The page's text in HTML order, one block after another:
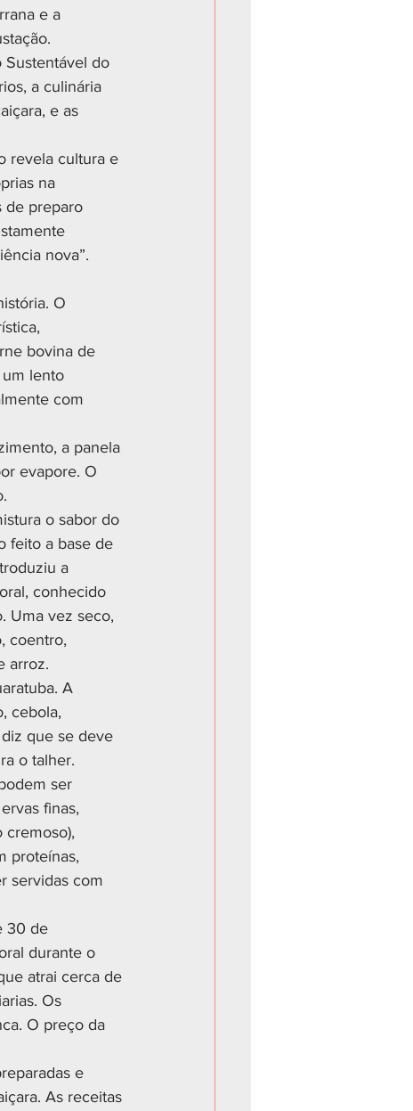
e a
Sustentável do
a culinária
e as
revela cultura e
na
de preparo
nova”.
O
bovina de
lento
com
a panela
evapore. O
o sabor do
feito a base de
a
conhecido
Uma vez seco,
coentro,
arroz.
A
cebola,
que se deve
o talher.
ser
finas,
cremoso),
proteínas,
servidas com
30 de
durante o
atrai cerca de
Os
O preço da
e
As receitas